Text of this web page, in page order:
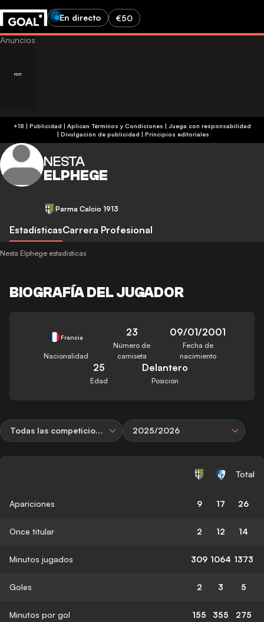
En directo €50
+18 | Publicidad | Aplican Términos y Condiciones | Juega con responsabilidad
| Divulgación de publicidad | Principios editoriales
NESTA
ELPHEGE
Parma Calcio 1913
EstadísticasCarrera Profesional
Nesta Elphege estadísticas
BIOGRAFÍA DEL JUGADOR
Francia
Nacionalidad
23
Número de
camiseta
09/01/2001
Fecha de
nacimiento
25
Edad
Delantero
Posición
Todas las competiciones 2025/2026
Total
Apariciones 9 17 26
Once titular 2 12 14
Minutos jugados 309 1064 1373
Goles 2 3 5
Minutos por gol 155 355 275